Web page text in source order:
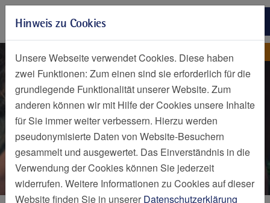
Zur Hauptnavigation springen
Zum Seiteninhalt springen
Zum Seitenende springen
Kleine StillhilfeElisabeth-Krankenhaus Essen
Hinweis zu Cookies
Unsere Webseite verwendet Cookies. Diese haben
zwei Funktionen: Zum einen sind sie erforderlich für die
grundlegende Funktionalität unserer Website. Zum
anderen können wir mit Hilfe der Cookies unsere Inhalte
für Sie immer weiter verbessern. Hierzu werden
pseudonymisierte Daten von Website-Besuchern
gesammelt und ausgewertet. Das Einverständnis in die
Verwendung der Cookies können Sie jederzeit
widerrufen. Weitere Informationen zu Cookies auf dieser
Website finden Sie in unserer Datenschutzerklärung